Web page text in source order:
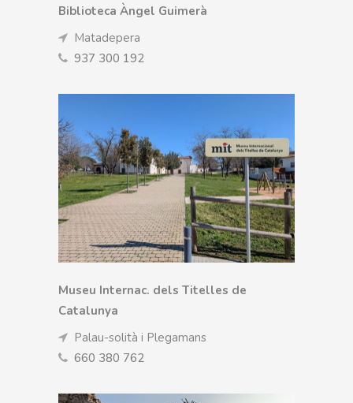
Biblioteca Àngel Guimerà
Matadepera
937 300 192
Museu Internac. dels Titelles de
Catalunya
Palau-solità i Plegamans
660 380 762